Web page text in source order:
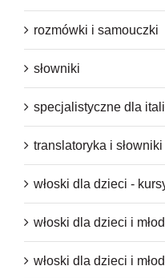
rozmówki i samouczki
słowniki
specjalistyczne dla
translatoryka i słowniki
włoski dla dzieci -
włoski dla dzieci i
włoski dla dzieci i